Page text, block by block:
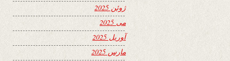
ژوئن 2025
می 2025
آوریل 2025
مارس 2025